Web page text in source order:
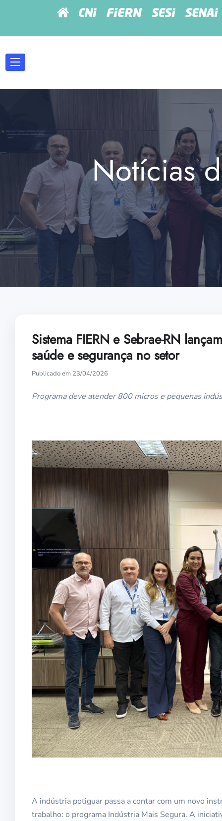
Notícias
Sistema FIERN e Sebrae-RN
saúde e segurança no setor
Publicado em 23/04/2026
Programa deve atender 800 micros e pequenas
A indústria potiguar passa a contar com um novo
trabalho: o programa Indústria Mais Segura. A